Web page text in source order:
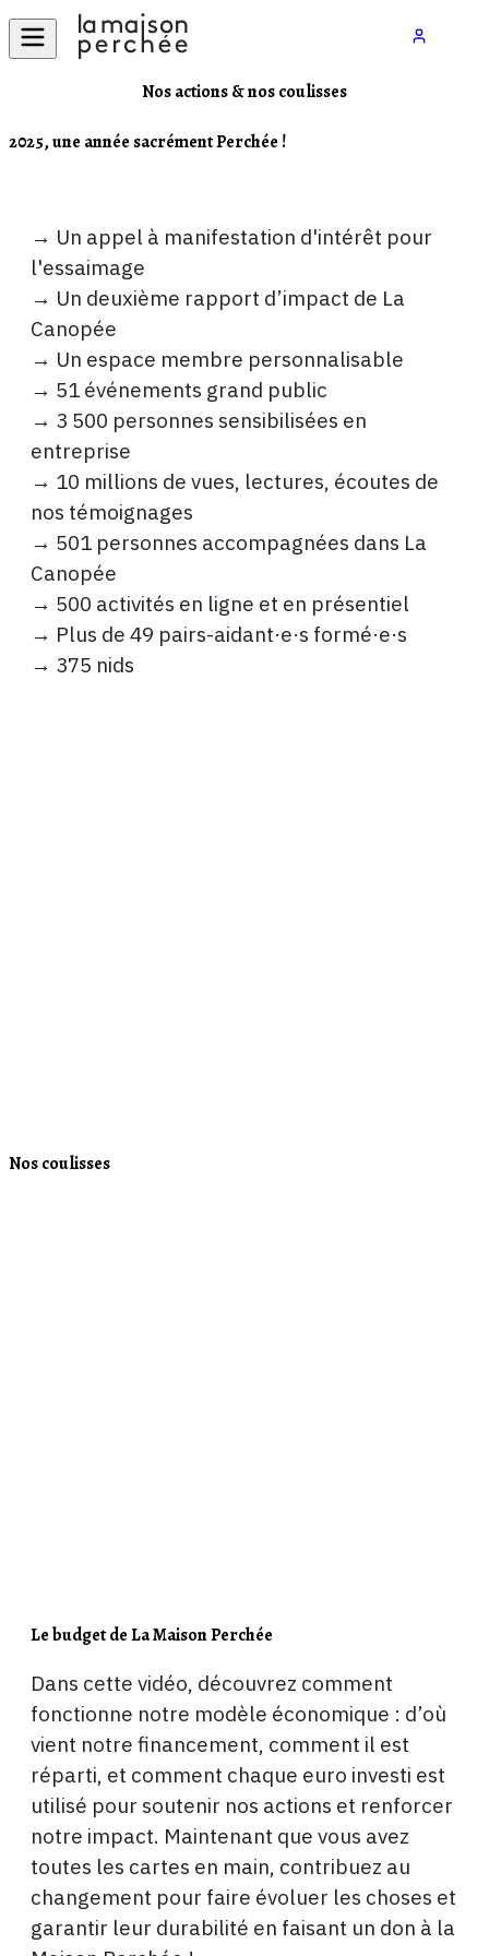
Nos actions & nos coulisses
2025, une année sacrément Perchée !
→ Un appel à manifestation d'intérêt pour
l'essaimage
→ Un deuxième rapport d’impact de La
Canopée
→ Un espace membre personnalisable
→ 51 événements grand public
→ 3 500 personnes sensibilisées en
entreprise
→ 10 millions de vues, lectures, écoutes de
nos témoignages
→ 501 personnes accompagnées dans La
Canopée
→ 500 activités en ligne et en présentiel
→ Plus de 49 pairs-aidant·e·s formé·e·s
→ 375 nids
Nos coulisses
Le budget de La Maison Perchée
Dans cette vidéo, découvrez comment
fonctionne notre modèle économique : d’où
vient notre financement, comment il est
réparti, et comment chaque euro investi est
utilisé pour soutenir nos actions et renforcer
notre impact. Maintenant que vous avez
toutes les cartes en main, contribuez au
changement pour faire évoluer les choses et
garantir leur durabilité en faisant un don à la